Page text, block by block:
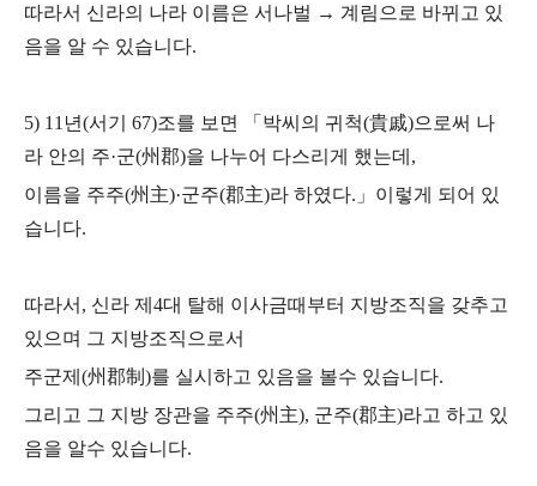
따라서 신라의 나라 이름은 서나벌 → 계림으로 바뀌고 있
음을 알 수 있습니다.
5) 11년(서기 67)조를 보면 「박씨의 귀척(貴戚)으로써 나
라 안의 주·군(州郡)을 나누어 다스리게 했는데,
이름을 주주(州主)·군주(郡主)라 하였다.」이렇게 되어 있
습니다.
따라서, 신라 제4대 탈해 이사금때부터 지방조직을 갖추고
있으며 그 지방조직으로서
주군제(州郡制)를 실시하고 있음을 볼수 있습니다.
그리고 그 지방 장관을 주주(州主), 군주(郡主)라고 하고 있
음을 알수 있습니다.